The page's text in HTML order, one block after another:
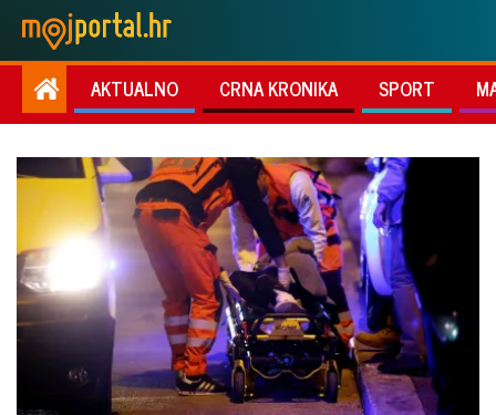
AKTUALNO CRNA KRONIKA SPORT